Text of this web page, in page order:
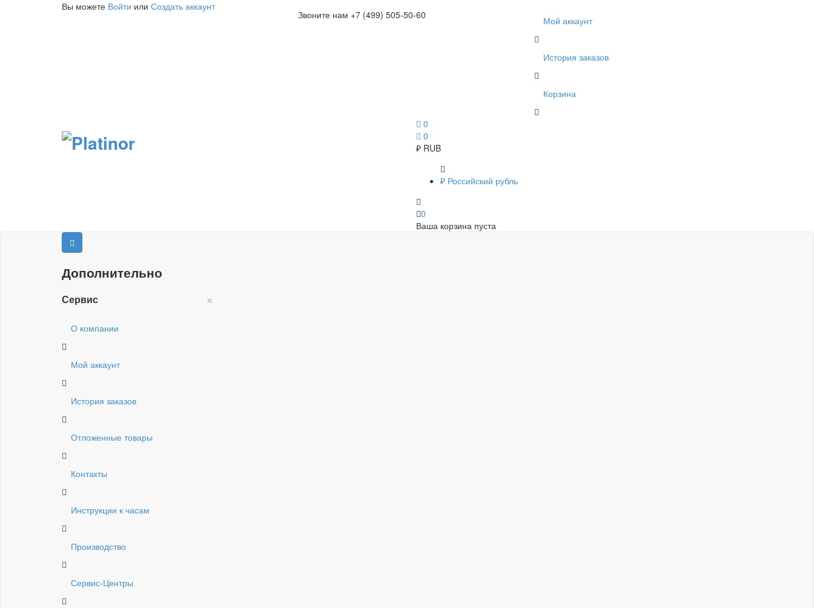
Вы можете Войти или Создать аккаунт
Звоните нам +7 (499) 505-50-60 Мой аккаунт
История заказов
Корзина
0
0
₽ RUB
₽ Российский рубль
0
Ваша корзина пуста
Дополнительно
×
Сервис
О компании
Мой аккаунт
История заказов
Отложенные товары
Контакты
Инструкции к часам
Производство
Сервис-Центры